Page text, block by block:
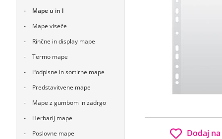
Mape u in l
Mape viseče
Rinčne in display mape
Termo mape
Podpisne in sortirne mape
Predstavitvene mape
Mape z gumbom in zadrgo
Herbarij mape
Poslovne mape
Dodaj